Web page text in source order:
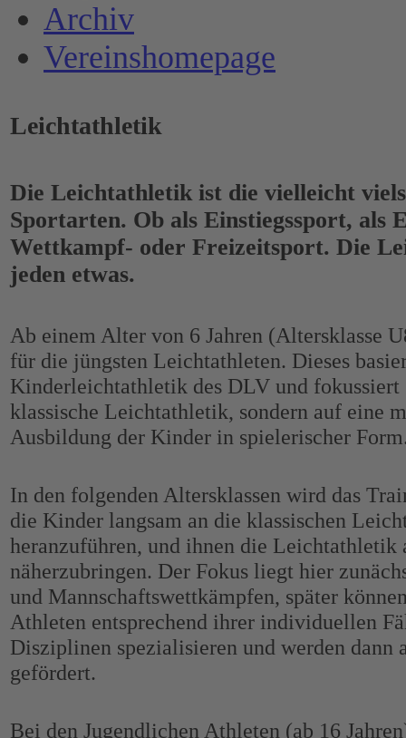
Archiv
Vereinshomepage
Leichtathletik
Die Leichtathletik ist die vielleicht
Sportarten. Ob als Einstiegssport, als
Wettkampf- oder Freizeitsport. Die
jeden etwas.
Ab einem Alter von 6 Jahren (Altersklasse
für die jüngsten Leichtathleten. Dieses
Kinderleichtathletik des DLV und
klassische Leichtathletik, sondern auf eine
Ausbildung der Kinder in spielerischer
In den folgenden Altersklassen wird das
die Kinder langsam an die klassischen
heranzuführen, und ihnen die Leichtathletik
näherzubringen. Der Fokus liegt hier
und Mannschaftswettkämpfen, später
Athleten entsprechend ihrer individuellen
Disziplinen spezialisieren und werden dann
gefördert.
Bei den Jugendlichen Athleten (ab 16